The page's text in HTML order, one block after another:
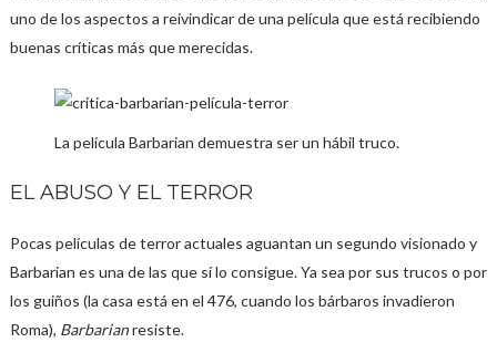
uno de los aspectos a reivindicar de una película que está recibiendo
buenas críticas más que merecidas.
La película Barbarian demuestra ser un hábil truco.
EL ABUSO Y EL TERROR
Pocas películas de terror actuales aguantan un segundo visionado y
Barbarian es una de las que sí lo consigue. Ya sea por sus trucos o por
los guiños (la casa está en el 476, cuando los bárbaros invadieron
Roma), Barbarianresiste.